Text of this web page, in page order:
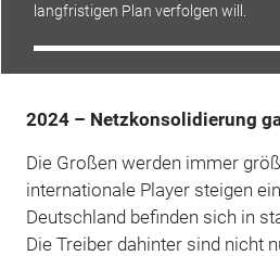
langfristigen Plan verfolgen will.
2024 – Netzkonsolidierung
Die Großen werden immer
internationale Player steigen
Deutschland befinden sich in
Die Treiber dahinter sind nicht